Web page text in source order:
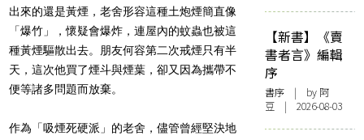
出來的還是黃煙，老舍形容這種土炮煙簡直像
「爆竹」，懷疑會爆炸，連屋內的蚊蟲也被這
種黃煙驅散出去。朋友何容第二次戒煙只有半
天，這次他買了煙斗與煙葉，卻又因為攜帶不
便等諸多問題而放棄。
作為「吸煙死硬派」的老舍，儘管曾經堅決地
【新書】《賣
書者言》編輯
序
書序 | by 阿
豆 | 2026-08-03